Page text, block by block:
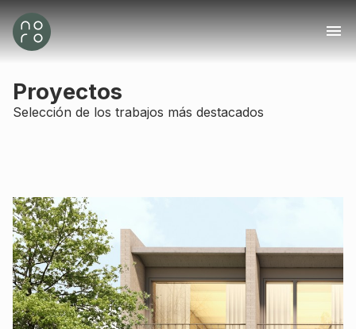
Proyectos
Selección de los trabajos más destacados